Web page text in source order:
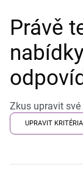
Právě
Zkus upravit své
UPRAVIT KRITÉRIA